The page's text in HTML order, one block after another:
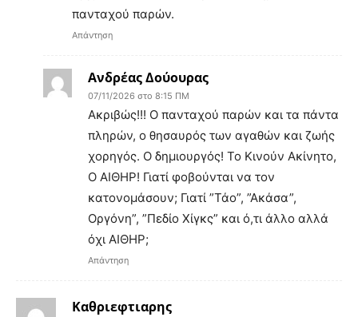
πανταχού παρών.
Απάντηση
Ανδρέας Δούουρας
07/11/2026 στο 8:15 ΠΜ
Ακριβώς!!! Ο πανταχού παρών και τα πάντα
πληρών, ο θησαυρός των αγαθών και ζωής
χορηγός. Ο δημιουργός! Το Κινούν Ακίνητο,
Ο ΑΙΘΗΡ! Γιατί φοβούνται να τον
κατονομάσουν; Γιατί ”Τάο”, ”Ακάσα”,
Οργόνη”, ”Πεδίο Χίγκς” και ό,τι άλλο αλλά
όχι ΑΙΘΗΡ;
Απάντηση
Καθριεφτιαρης